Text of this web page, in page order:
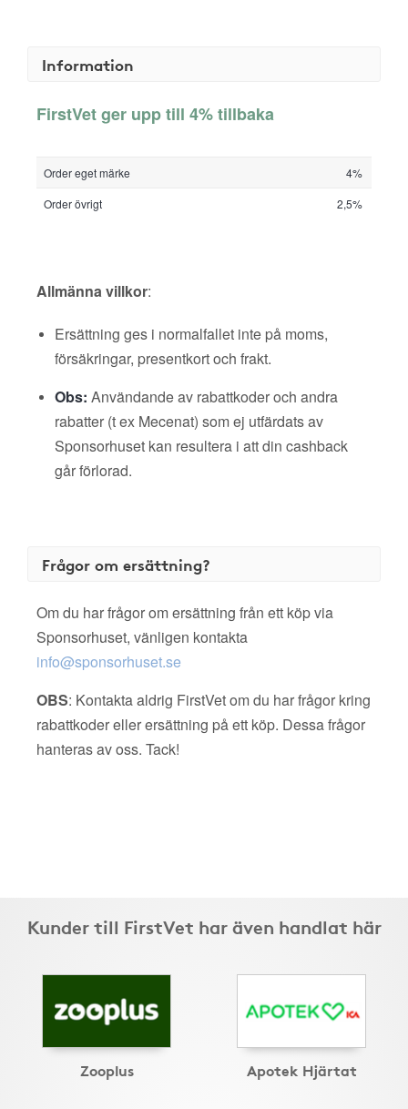
Information
FirstVet ger upp till 4% tillbaka
Order eget märke
4%
Order övrigt
2,5%
Allmänna villkor:
Ersättning ges i normalfallet inte på moms,
försäkringar, presentkort och frakt.
Obs: Användande av rabattkoder och andra
rabatter (t ex Mecenat) som ej utfärdats av
Sponsorhuset kan resultera i att din cashback
går förlorad.
Frågor om ersättning?
Om du har frågor om ersättning från ett köp via
Sponsorhuset, vänligen kontakta
info@sponsorhuset.se
OBS: Kontakta aldrig FirstVet om du har frågor kring
rabattkoder eller ersättning på ett köp. Dessa frågor
hanteras av oss. Tack!
Kunder till FirstVet har även handlat här
Zooplus Apotek Hjärtat